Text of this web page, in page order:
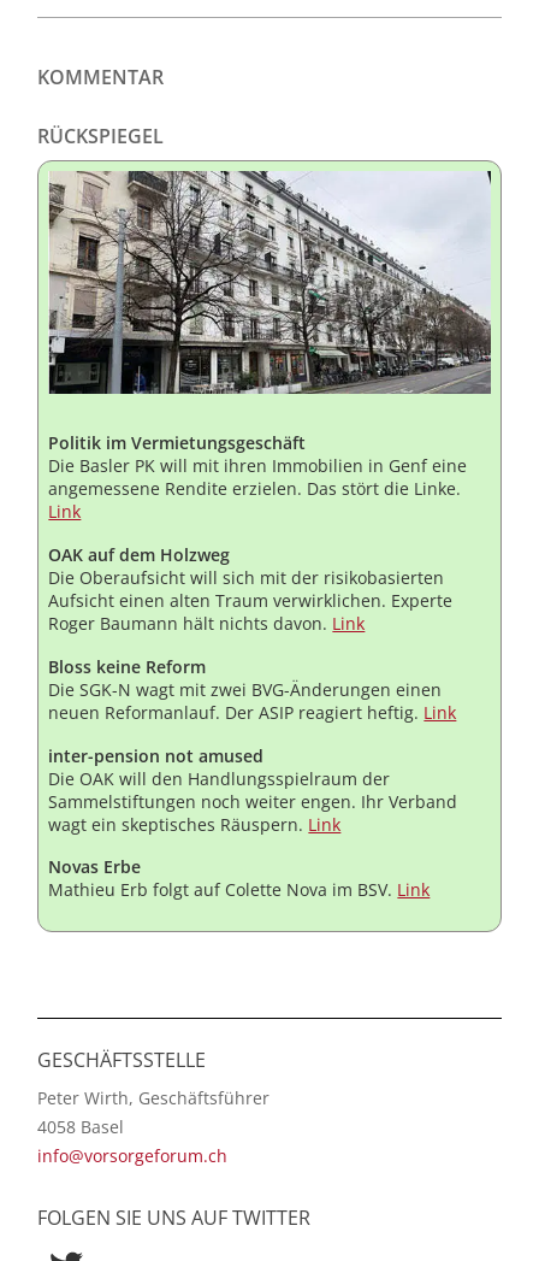
KOMMENTAR
RÜCKSPIEGEL
Politik im Vermietungsgeschäft
Die Basler PK will mit ihren Immobilien in Genf eine
angemessene Rendite erzielen. Das stört die Linke.
Link
OAK auf dem Holzweg
Die Oberaufsicht will sich mit der risikobasierten
Aufsicht einen alten Traum verwirklichen. Experte
Roger Baumann hält nichts davon. Link
Bloss keine Reform
Die SGK-N wagt mit zwei BVG-Änderungen einen
neuen Reformanlauf. Der ASIP reagiert heftig. Link
inter-pension not amused
Die OAK will den Handlungsspielraum der
Sammelstiftungen noch weiter engen. Ihr Verband
wagt ein skeptisches Räuspern. Link
Novas Erbe
Mathieu Erb folgt auf Colette Nova im BSV. Link
GESCHÄFTSSTELLE
Peter Wirth, Geschäftsführer
4058 Basel
info@vorsorgeforum.ch
FOLGEN SIE UNS AUF TWITTER